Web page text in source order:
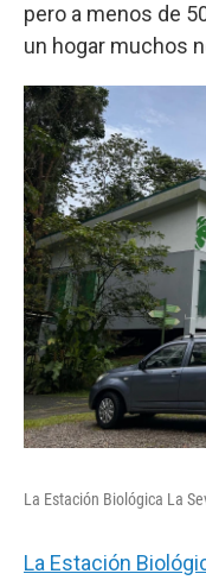
pero a menos de
un hogar muchos
La Estación Biológica La
La Estación